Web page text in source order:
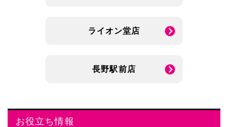
ライオン堂店
長野駅前店
お役立ち情報